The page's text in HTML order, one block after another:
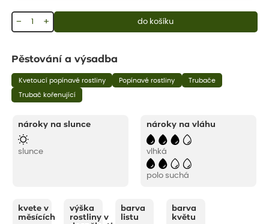
+
− do košíku
Pěstování a výsadba
Kvetoucí popínavé rostliny Popínavé rostliny Trubače
Trubač kořenující
nároky na slunce
slunce
nároky na vláhu
vlhká
polo suchá
kvete v
měsících
výška
rostliny v
barva
listu
barva
květu